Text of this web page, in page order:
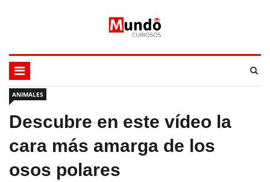
ANIMALES
Descubre en este vídeo la
cara más amarga de los
osos polares